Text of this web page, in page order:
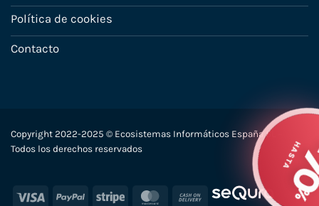
Política de cookies
Contacto
Copyright 2022-2025 © Ecosistemas Informáticos España SL –
Todos los derechos reservados
Visa PayPal Stripe MasterCard
Cash